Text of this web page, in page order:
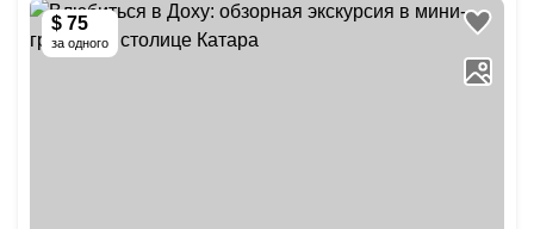
$ 75
за одного